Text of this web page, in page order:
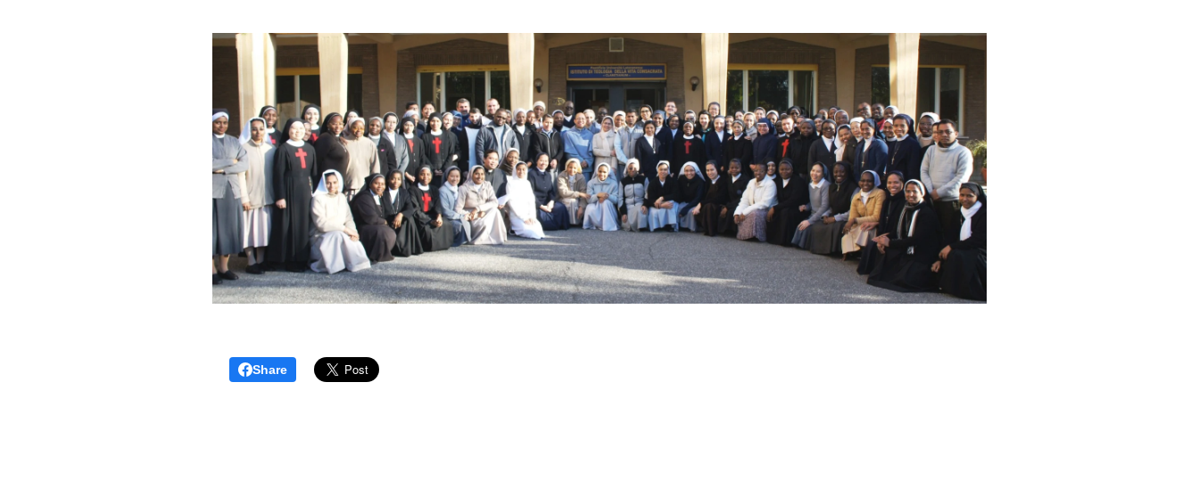
Share